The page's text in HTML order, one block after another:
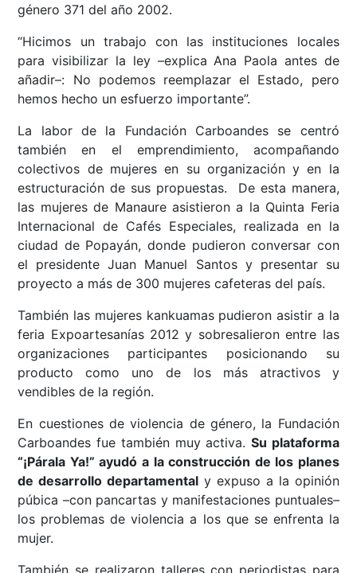
género 371 del año 2002.
“Hicimos un trabajo con las instituciones locales
para visibilizar la ley –explica Ana Paola antes de
añadir–: No podemos reemplazar el Estado, pero
hemos hecho un esfuerzo importante”.
La labor de la Fundación Carboandes se centró
también en el emprendimiento, acompañando
colectivos de mujeres en su organización y en la
estructuración de sus propuestas. De esta manera,
las mujeres de Manaure asistieron a la Quinta Feria
Internacional de Cafés Especiales, realizada en la
ciudad de Popayán, donde pudieron conversar con
el presidente Juan Manuel Santos y presentar su
proyecto a más de 300 mujeres cafeteras del país.
También las mujeres kankuamas pudieron asistir a la
feria Expoartesanías 2012 y sobresalieron entre las
organizaciones participantes posicionando su
producto como uno de los más atractivos y
vendibles de la región.
En cuestiones de violencia de género, la Fundación
Carboandes fue también muy activa. Su plataforma
“¡Párala Ya!” ayudó a la construcción de los planes
de desarrollo departamental y expuso a la opinión
púbica –con pancartas y manifestaciones puntuales–
los problemas de violencia a los que se enfrenta la
mujer.
También se realizaron talleres con periodistas para